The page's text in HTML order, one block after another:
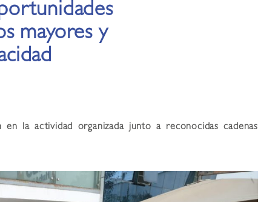
mayores y
la actividad organizada junto a reconocidas cadenas